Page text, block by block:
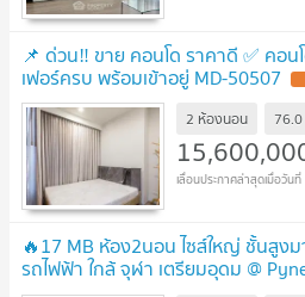
📌 ด่วน‼️ ขาย คอนโด ราคาดี ✅ คอ
เฟอร์ครบ พร้อมเข้าอยู่ MD-50507
2 ห้องนอน 76.0
🔥17 MB ห้อง2นอน ไซส์ใหญ่ ชั้นสูง
รถไฟฟ้า ใกล้ จุฬา เตรียมอุดม @